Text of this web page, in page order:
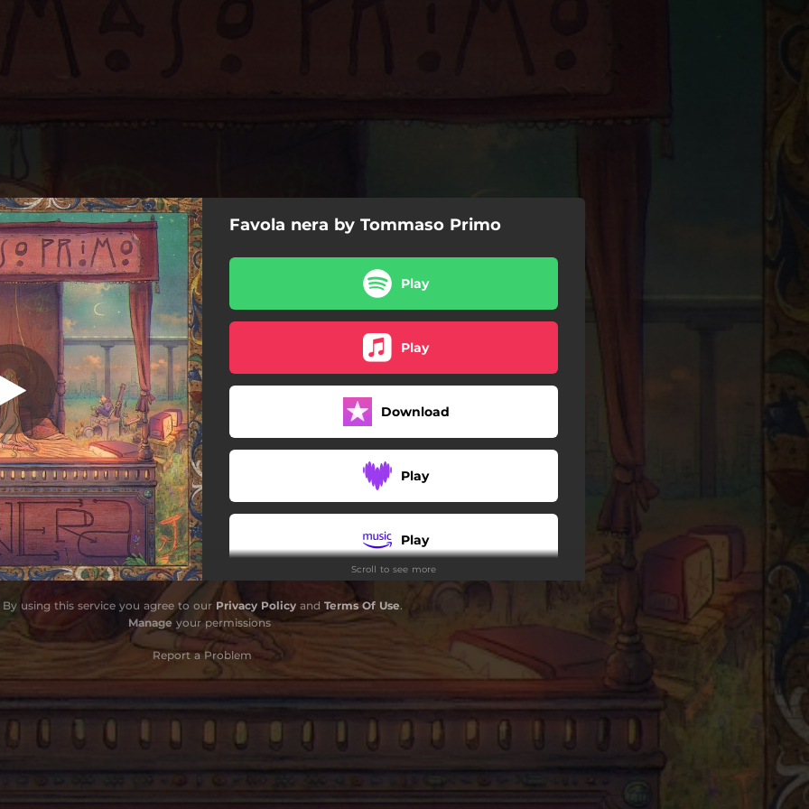
nella testa
di laura
Madonna nera
Femmene
E allora arrivederci ciao
Vico pace
Partenope
Onorato delitto 'e passione
Forcella dream
Ludopatico d'amore
Favola nera by Tommaso Primo
Play
Play
Download
Play
Play
Scroll to see more
By using this service you agree to our Privacy Policyand Terms Of Use.
Manage your permissions
Report a Problem